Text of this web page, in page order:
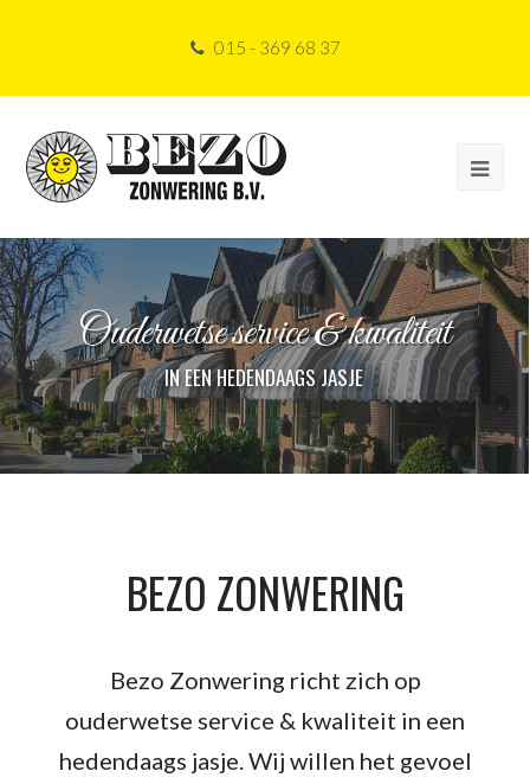
015 - 369 68 37
Ouderwetse service & kwaliteit
IN EEN HEDENDAAGS JASJE
BEZO ZONWERING
Bezo Zonwering richt zich op
ouderwetse service & kwaliteit in een
hedendaags jasje. Wij willen het gevoel